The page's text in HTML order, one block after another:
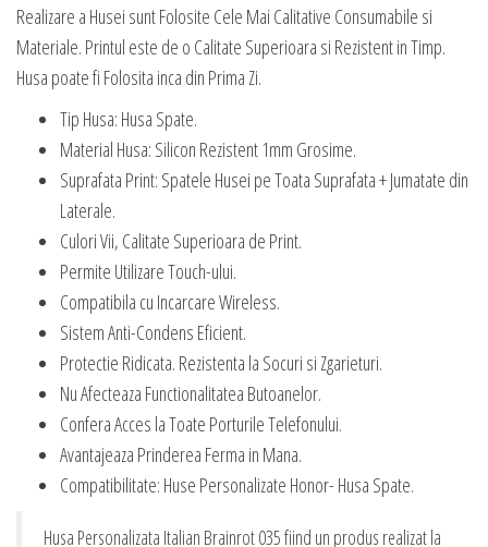
Realizare a Husei sunt Folosite Cele Mai Calitative Consumabile si
Materiale. Printul este de o Calitate Superioara si Rezistent in Timp.
Husa poate fi Folosita inca din Prima Zi.
Tip Husa: Husa Spate.
Material Husa: Silicon Rezistent 1mm Grosime.
Suprafata Print: Spatele Husei pe Toata Suprafata + Jumatate din
Laterale.
Culori Vii, Calitate Superioara de Print.
Permite Utilizare Touch-ului.
Compatibila cu Incarcare Wireless.
Sistem Anti-Condens Eficient.
Protectie Ridicata. Rezistenta la Socuri si Zgarieturi.
Nu Afecteaza Functionalitatea Butoanelor.
Confera Acces la Toate Porturile Telefonului.
Avantajeaza Prinderea Ferma in Mana.
Compatibilitate: Huse Personalizate Honor- Husa Spate.
Husa Personalizata Italian Brainrot 035 fiind un produs realizat la